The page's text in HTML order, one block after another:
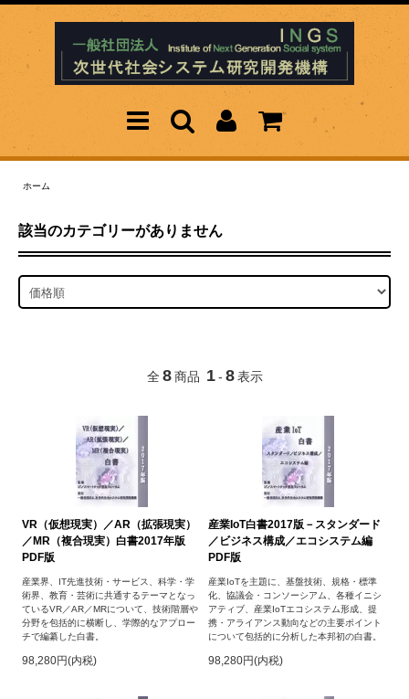
ホーム
該当のカテゴリーがありません
全 8 商品 1 - 8 表示
VR（仮想現実）／AR（拡張現実）
／MR（複合現実）白書2017年版
PDF版
産業界、IT先進技術・サービス、科学・学
術界、教育・芸術に共通するテーマとなっ
ているVR／AR／MRについて、技術階層や
分野を包括的に横断し、学際的なアプロー
チで編纂した白書。
98,280円(内税)
産業IoT白書2017版－スタンダード
／ビジネス構成／エコシステム編
PDF版
産業IoTを主題に、基盤技術、規格・標準
化、協議会・コンソーシアム、各種イニシ
アティブ、産業IoTエコシステム形成、提
携・アライアンス動向などの主要ポイント
について包括的に分析した本邦初の白書。
98,280円(内税)